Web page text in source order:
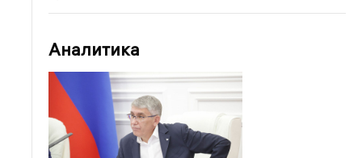
Аналитика